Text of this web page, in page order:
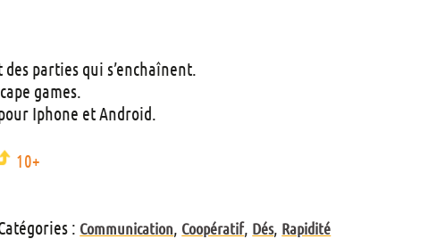
parties qui s’enchaînent.
games.
Iphone et Android.
10+
: Communication Coopératif, Dés, Rapidité